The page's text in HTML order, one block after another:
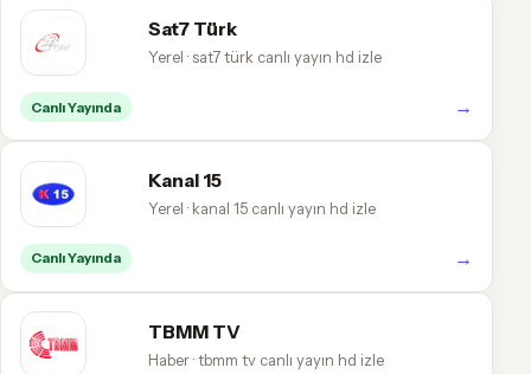
Sat7 Türk
Yerel · sat7 türk canlı yayın hd izle
Canlı Yayında →
Kanal 15
Yerel · kanal 15 canlı yayın hd izle
Canlı Yayında →
TBMM TV
Haber · tbmm tv canlı yayın hd izle